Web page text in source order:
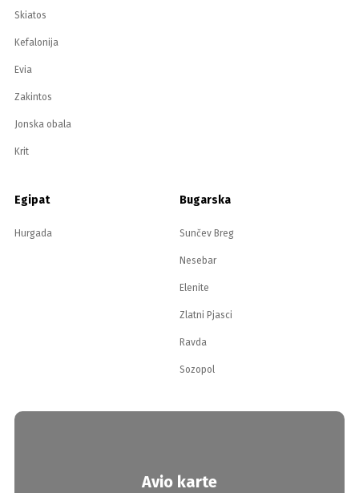
Skiatos
Kefalonija
Evia
Zakintos
Jonska obala
Krit
Egipat
Hurgada
Bugarska
Sunčev Breg
Nesebar
Elenite
Zlatni Pjasci
Ravda
Sozopol
Avio karte